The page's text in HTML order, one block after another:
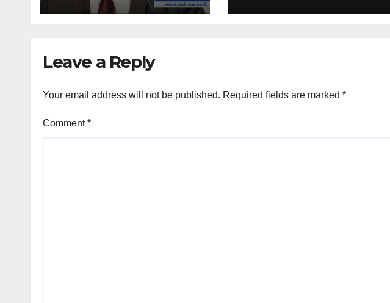
අමාත්‍යවරයාගේ
Leave a Reply
Your email address will not be published. Required fields are marked *
Comment*